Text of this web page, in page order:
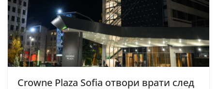
Crowne Plaza Sofia отвори врати след